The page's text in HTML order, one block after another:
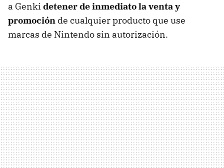
a Genki detener de inmediato la venta y
promoción de cualquier producto que use
marcas de Nintendo sin autorización.